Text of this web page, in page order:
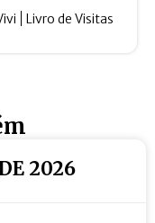
Livro de Visitas
2026